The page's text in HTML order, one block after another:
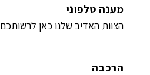
מענה טלפוני
הצוות האדיב שלנו כאן לרשותכם
הרכבה